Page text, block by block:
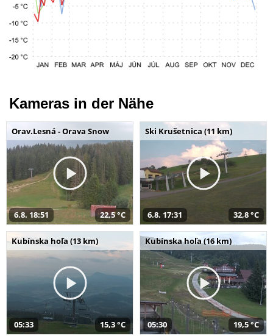
Kameras in der Nähe
Orav.Lesná - Orava Snow
6.8. 18:51 22,5 °C
Ski Krušetnica (11 km)
6.8. 17:31 32,8 °C
Kubínska hoľa (13 km)
05:33 15,3 °C
Kubínska hoľa (16 km)
05:30 19,5 °C